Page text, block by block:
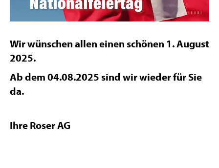
Wir wünschen allen einen schönen 1. August
2025.
Ab dem 04.08.2025 sind wir wieder für Sie
da.
Ihre Roser AG